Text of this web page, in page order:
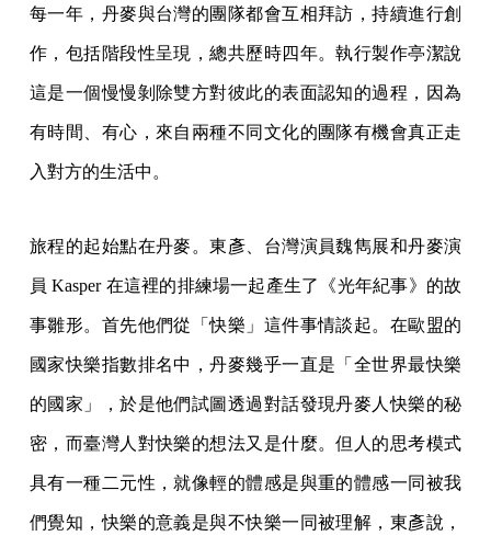
每一年，丹麥與台灣的團隊都會互相拜訪，持續進行創
作，包括階段性呈現，總共歷時四年。執行製作亭潔說
這是一個慢慢剝除雙方對彼此的表面認知的過程，因為
有時間、有心，來自兩種不同文化的團隊有機會真正走
入對方的生活中。
旅程的起始點在丹麥。東彥、台灣演員魏雋展和丹麥演
員 Kasper 在這裡的排練場一起產生了《光年紀事》的故
事雛形。首先他們從「快樂」這件事情談起。在歐盟的
國家快樂指數排名中，丹麥幾乎一直是「全世界最快樂
的國家」，於是他們試圖透過對話發現丹麥人快樂的秘
密，而臺灣人對快樂的想法又是什麼。但人的思考模式
具有一種二元性，就像輕的體感是與重的體感一同被我
們覺知，快樂的意義是與不快樂一同被理解，東彥說，